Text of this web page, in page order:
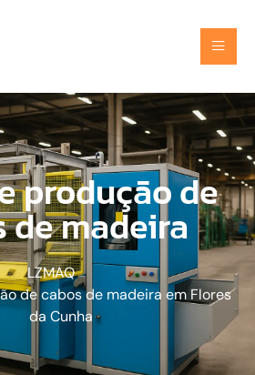
produção de
de madeira
LZMAQ
de cabos de madeira em Flores
da Cunha